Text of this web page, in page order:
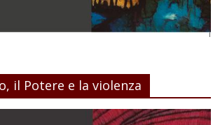
il Potere e la violenza